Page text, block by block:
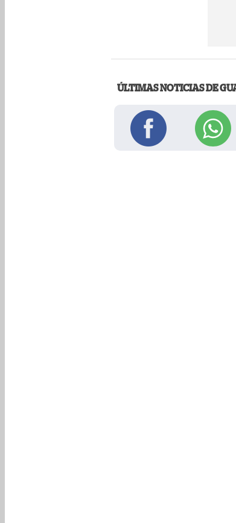
ÚLTIMAS NOTICIAS DE